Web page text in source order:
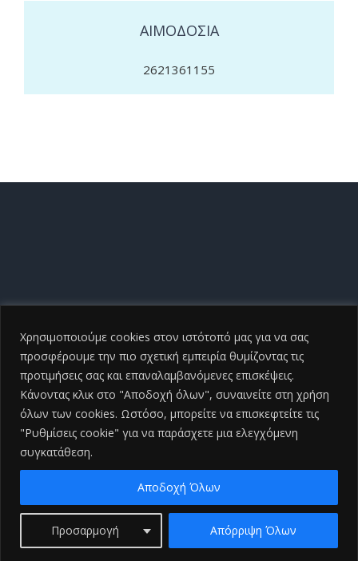
Χρησιμοποιούμε cookies στον ιστότοπό μας για να σας
προσφέρουμε την πιο σχετική εμπειρία θυμίζοντας τις
προτιμήσεις σας και επαναλαμβανόμενες επισκέψεις.
Κάνοντας κλικ στο "Αποδοχή όλων", συναινείτε στη χρήση
όλων των cookies. Ωστόσο, μπορείτε να επισκεφτείτε τις
"Ρυθμίσεις cookie" για να παράσχετε μια ελεγχόμενη
συγκατάθεση.
Προσαρμογή Απόρριψη Όλων
Αποδοχή Όλων
ΑΙΜΟΔΟΣΙΑ
2621361155
Copyright ©2026 Γενικό Νοσοκομείο Ηλείας |All Rights
2026 | Developed by
Facebook